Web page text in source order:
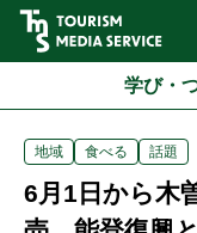
学び・
地域 食べる 話題
6月1日から木